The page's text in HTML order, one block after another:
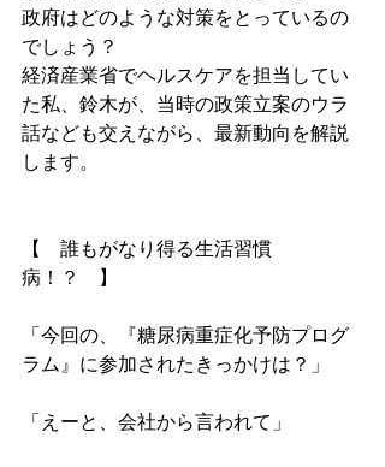
政府はどのような対策をとっているの
でしょう？
経済産業省でヘルスケアを担当してい
た私、鈴木が、当時の政策立案のウラ
話なども交えながら、最新動向を解説
します。
【　誰もがなり得る生活習慣
病！？　】
「今回の、『糖尿病重症化予防プログ
ラム』に参加されたきっかけは？」
「えーと、会社から言われて」